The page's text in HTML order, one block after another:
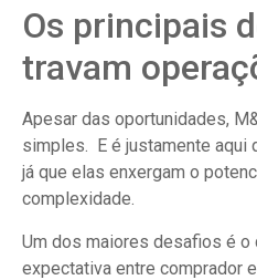
Os principais
travam
Apesar das oportunidades,
simples. E é justamente aqui
já que elas enxergam o
complexidade.
Um dos maiores desafios é o
expectativa entre comprador